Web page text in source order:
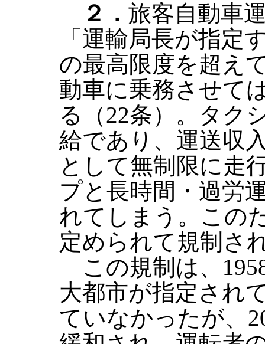
２． 旅客自動車
「運輸局長が指定
の最高限度を超え
動車に乗務させて
る（22条）。タク
給であり、運送収
として無制限に走
プと長時間・過労
れてしまう。この
定められて規制さ
この規制は、
大都市が指定され
ていなかったが、